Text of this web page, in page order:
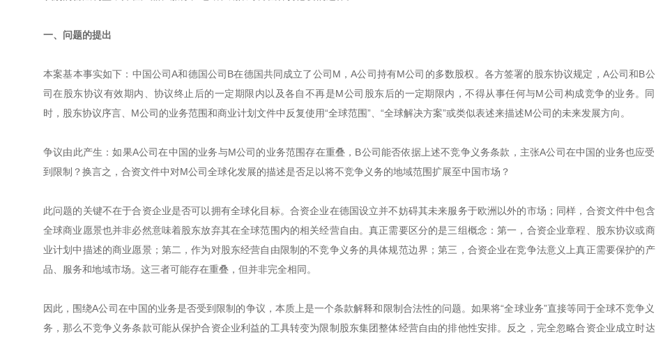
一、问题的提出
本案基本事实如下：中国公司A和德国公司B在德国共同成立了公司M，A公司持有M公司的多数股权。各方签署的股东协议规定，A公司和B公
司在股东协议有效期内、协议终止后的一定期限内以及各自不再是M公司股东后的一定期限内，不得从事任何与M公司构成竞争的业务。同
时，股东协议序言、M公司的业务范围和商业计划文件中反复使用“全球范围”、“全球解决方案”或类似表述来描述M公司的未来发展方向。
争议由此产生：如果A公司在中国的业务与M公司的业务范围存在重叠，B公司能否依据上述不竞争义务条款，主张A公司在中国的业务也应受
到限制？换言之，合资文件中对M公司全球化发展的描述是否足以将不竞争义务的地域范围扩展至中国市场？
此问题的关键不在于合资企业是否可以拥有全球化目标。合资企业在德国设立并不妨碍其未来服务于欧洲以外的市场；同样，合资文件中包含
全球商业愿景也并非必然意味着股东放弃其在全球范围内的相关经营自由。真正需要区分的是三组概念：第一，合资企业章程、股东协议或商
业计划中描述的商业愿景；第二，作为对股东经营自由限制的不竞争义务的具体规范边界；第三，合资企业在竞争法意义上真正需要保护的产
品、服务和地域市场。这三者可能存在重叠，但并非完全相同。
因此，围绕A公司在中国的业务是否受到限制的争议，本质上是一个条款解释和限制合法性的问题。如果将“全球业务”直接等同于全球不竞争义
务，那么不竞争义务条款可能从保护合资企业利益的工具转变为限制股东集团整体经营自由的排他性安排。反之，完全忽略合资企业成立时达